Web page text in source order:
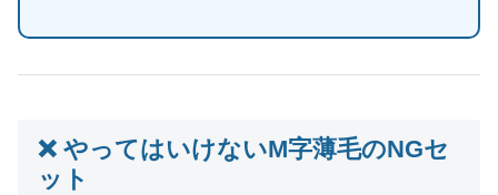
❌ やってはいけないM字薄毛のNGセ
ット